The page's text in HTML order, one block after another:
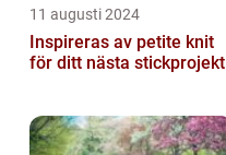
11 augusti 2024
Inspireras av petite knit
för ditt nästa stickprojekt